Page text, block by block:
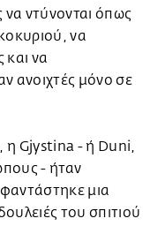
να ντύνονται όπως
να
και να
ανοιχτές μόνο σε
η Gjystina - ή Duni,
- ήταν
μια
του σπιτιού